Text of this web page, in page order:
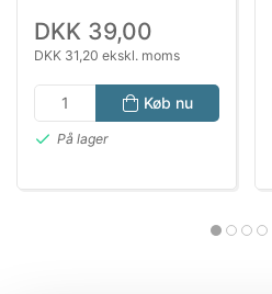
DKK 39,00
DKK 31,20 ekskl. moms
Køb nu
På lager